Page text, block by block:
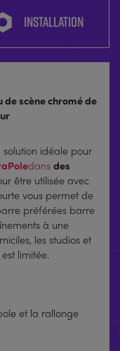
INSTALLATION
de scène chromé de
solution idéale pour
dans des
être utilisée avec
vous permet de
préférées barre
à une
les studios et
limitée.
et la rallonge